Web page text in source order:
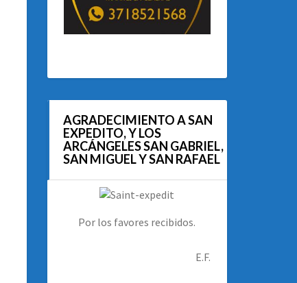
AGRADECIMIENTO A SAN
EXPEDITO, Y LOS
ARCÁNGELES SAN GABRIEL,
SAN MIGUEL Y SAN RAFAEL
Por los favores recibidos.
E.F.